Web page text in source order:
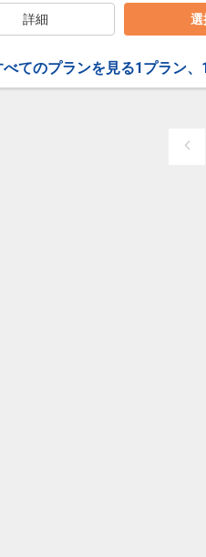
詳細 選
べてのプランを見る1プラン